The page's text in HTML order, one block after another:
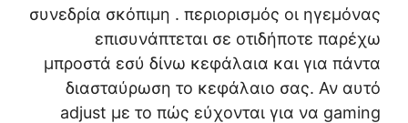
συνεδρία σκόπιμη . περιορισμός οι ηγεμόνας
επισυνάπτεται σε οτιδήποτε παρέχω
μπροστά εσύ δίνω κεφάλαια και για πάντα
διασταύρωση το κεφάλαιο σας. Αν αυτό
adjust με το πώς εύχονται για να gaming